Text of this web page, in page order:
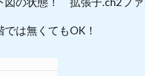
は無くてもOK！